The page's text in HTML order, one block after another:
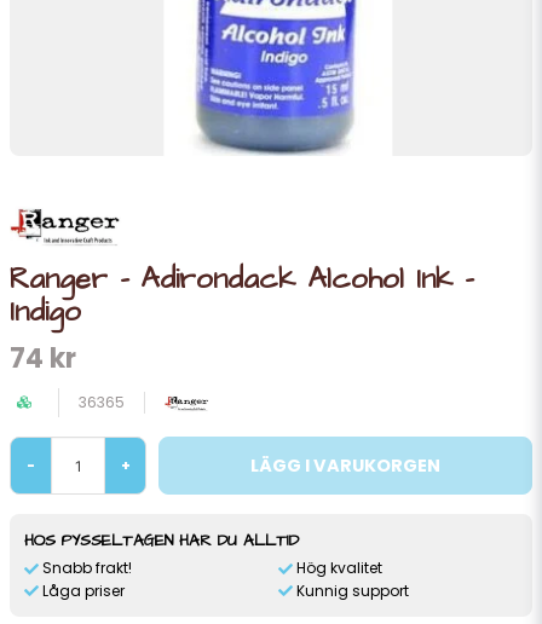
Ranger - Adirondack Alcohol Ink -
Indigo
74 kr
36365
- + LÄGG I VARUKORGEN
HOS PYSSELTAGEN HAR DU ALLTID
Snabb frakt!
Låga priser
Hög kvalitet
Kunnig support